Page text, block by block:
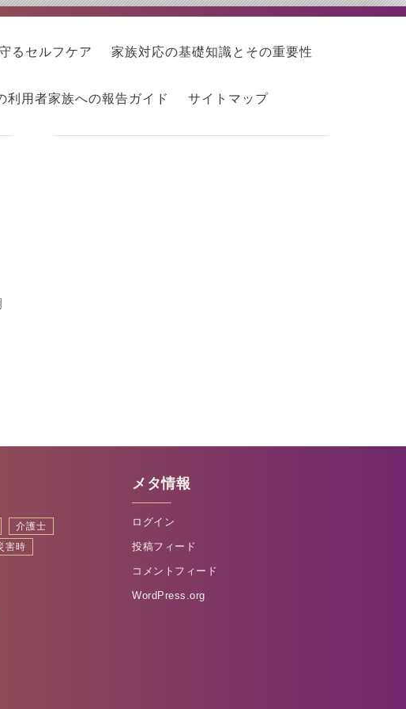
るセルフケア 家族対応の基礎知識とその重要性
利用者家族への報告ガイド サイトマップ
介護士
害時
メタ情報
ログイン
投稿フィード
コメントフィード
WordPress.org